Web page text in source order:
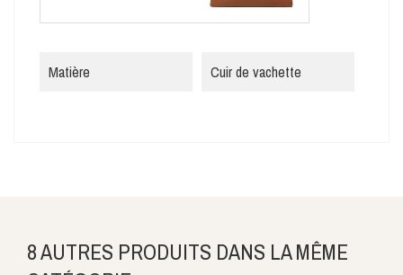
Matière Cuir de vachette
8 AUTRES PRODUITS DANS LA MÊME